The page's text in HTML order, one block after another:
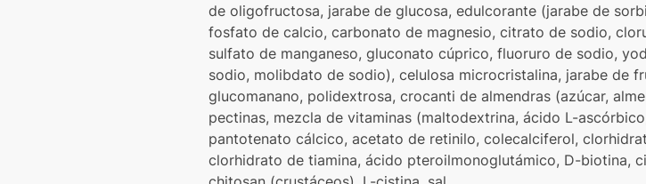
de oligofructosa, jarabe de glucosa, edulcorante (jarabe de
fosfato de calcio, carbonato de magnesio, citrato de sodio,
sulfato de manganeso, gluconato cúprico, fluoruro de sodio,
sodio, molibdato de sodio), celulosa microcristalina, jarabe de
glucomanano, polidextrosa, crocanti de almendras (azúcar,
pectinas, mezcla de vitaminas (maltodextrina, ácido L-
pantotenato cálcico, acetato de retinilo, colecalciferol,
clorhidrato de tiamina, ácido pteroilmonoglutámico, D-biotina,